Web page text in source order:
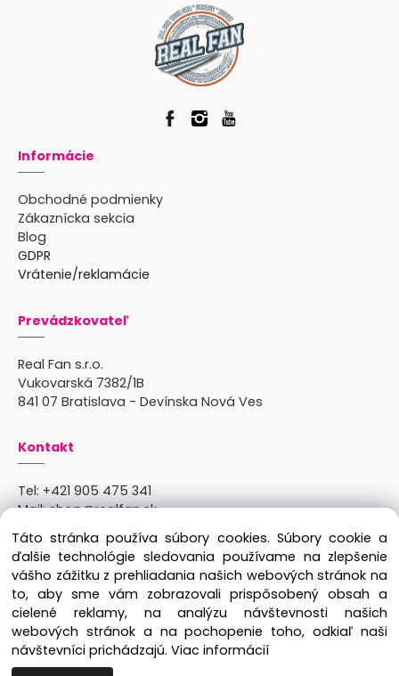
Informácie
Obchodné podmienky
Zákaznícka sekcia
Blog
GDPR
Vrátenie/reklamácie
Prevádzkovateľ
Real Fan s.r.o.
Vukovarská 7382/1B
841 07 Bratislava - Devínska Nová Ves
Kontakt
Tel: +421 905 475 341
Mail:shop@realfan.sk
Zákaznícka linka: 9:00-18:00
Osobný odber: po predchádajúcom dohovore
Copyright © 2024 Real Fan s.r.o., všetky práva
vyhradené.
Táto stránka používa súbory cookies. Súbory cookie a
ďalšie technológie sledovania používame na zlepšenie
vášho zážitku z prehliadania našich webových stránok na
to, aby sme vám zobrazovali prispôsobený obsah a
cielené reklamy, na analýzu návštevnosti našich
webových stránok a na pochopenie toho, odkiaľ naši
návštevníci prichádzajú. Viac informácií